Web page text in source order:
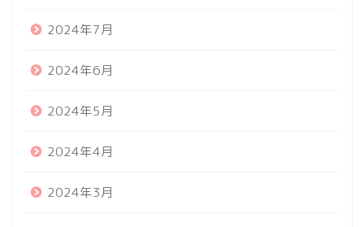
2024年7月
2024年6月
2024年5月
2024年4月
2024年3月